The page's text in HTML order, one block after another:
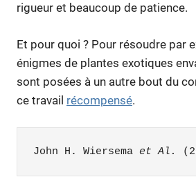
rigueur et beaucoup de patience.
Et pour quoi ? Pour résoudre par
énigmes de plantes exotiques
sont posées à un autre bout du
ce travail récompensé.
John H. Wiersema et Al .